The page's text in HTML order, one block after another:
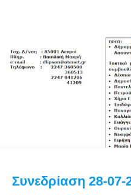
Αναλύσεις Νερού